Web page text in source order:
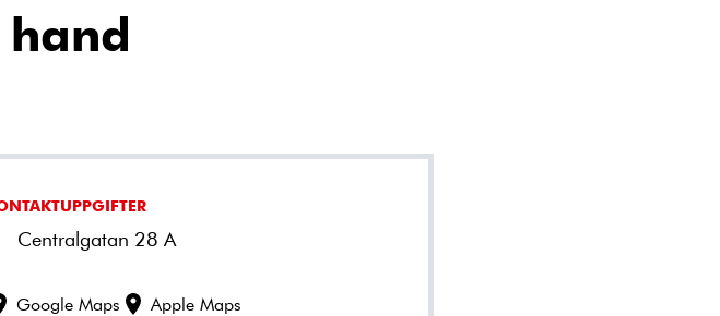
hand
Centralgatan 28 A
Google Maps Apple Maps